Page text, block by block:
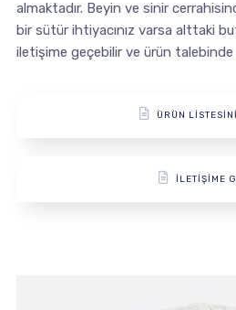
almaktadır. Beyin ve sinir
bir sütür ihtiyacınız varsa alttaki
iletişime geçebilir ve ürün talebinde
ÜRÜN
İLETİŞİME